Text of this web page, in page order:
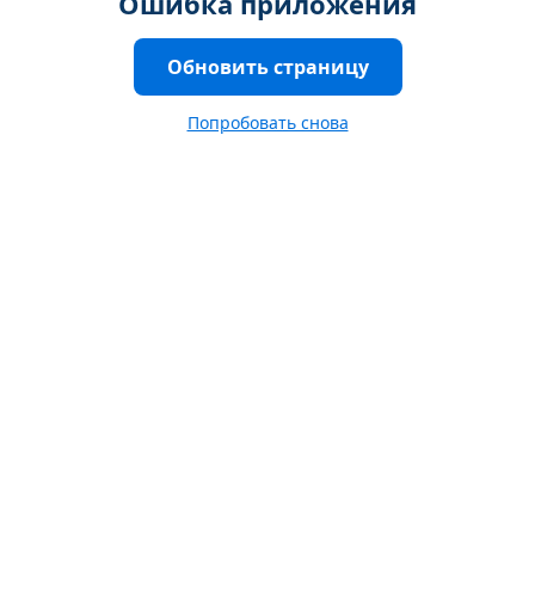
Обновить страницу
Попробовать снова